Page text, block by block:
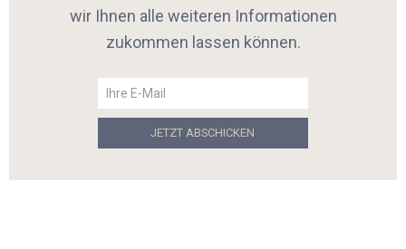
wir Ihnen alle weiteren Informationen
zukommen lassen können.